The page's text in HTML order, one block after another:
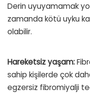
Derin uyuyamamak
zamanda kötü uyku
olabilir.
Hareketsiz yaşam:
sahip kişilerde çok
egzersiz fibromiyalji